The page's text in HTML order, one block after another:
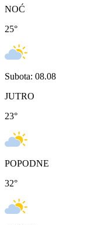
NOĆ
25°
Subota: 08.08
JUTRO
23°
POPODNE
32°